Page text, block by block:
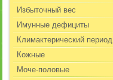
Избыточный вес
Имунные дефициты
Климактерический период
Кожные
Моче-половые